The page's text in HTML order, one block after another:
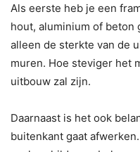
Als eerste heb je een
hout, aluminium of beton
alleen de sterkte van de
muren. Hoe steviger het
uitbouw zal zijn.
Daarnaast is het ook
buitenkant gaat